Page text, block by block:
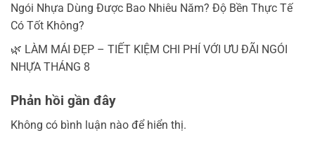
Ngói Nhựa Dùng Được Bao Nhiêu Năm? Độ Bền Thực Tế
Có Tốt Không?
🌿 LÀM MÁI ĐẸP – TIẾT KIỆM CHI PHÍ VỚI ƯU ĐÃI NGÓI
NHỰA THÁNG 8
Phản hồi gần đây
Không có bình luận nào để hiển thị.